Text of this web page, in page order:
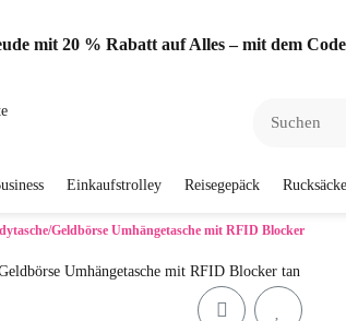
mit 20 % Rabatt auf Alles – mit dem
Einkaufstrolley Reisegepäck Rucksäcke
Geldbörse Umhängetasche mit RFID Blocker